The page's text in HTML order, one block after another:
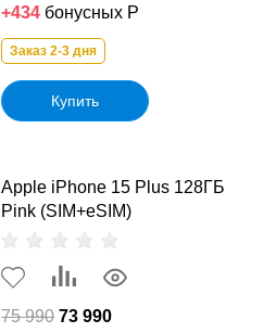
+434 бонусных Р
Заказ 2-3 дня
Купить
Apple iPhone 15 Plus 128ГБ
Pink (SIM+eSIM)
75 990 73 990